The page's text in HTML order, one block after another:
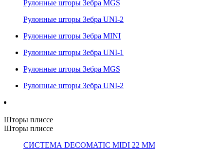
Рулонные шторы Зебра MGS
Рулонные шторы Зебра UNI-2
Рулонные шторы Зебра MINI
Рулонные шторы Зебра UNI-1
Рулонные шторы Зебра MGS
Рулонные шторы Зебра UNI-2
Шторы плиссе
Шторы плиссе
СИСТЕМА DECOMATIC MIDI 22 ММ